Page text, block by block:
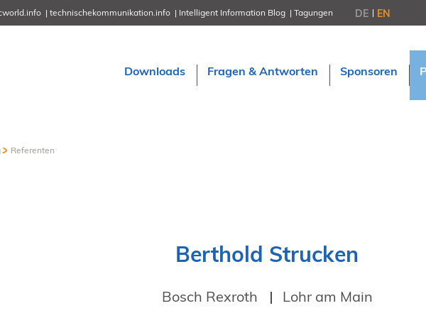
technischekommunikation.info Intelligent Information Blog
Tagungen
Information Energy
21.-23. April 2027 Online
10.-12. November, 2026 in
DE EN
Downloads Fragen & Antworten Sponsoren
Referenten
Berthold Strucken
Bosch Rexroth Lohr am Main